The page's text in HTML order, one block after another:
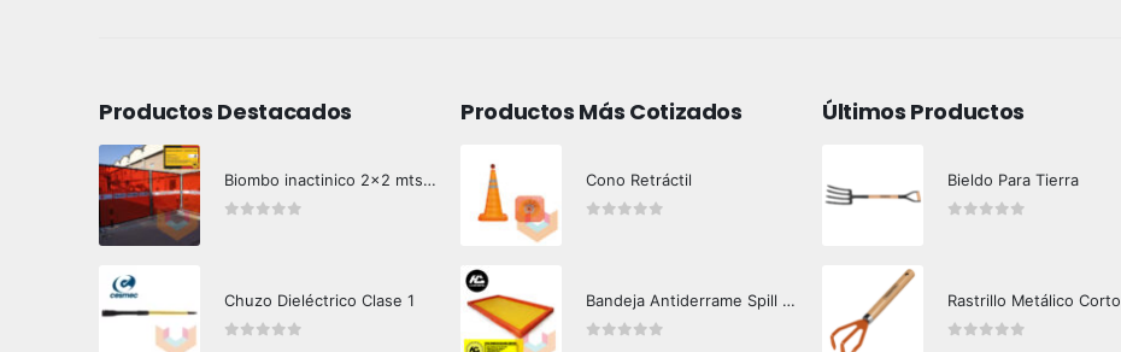
Productos Destacados
Biombo inactinico 2x2 mts Hazard Control
Chuzo Dieléctrico Clase 1
Productos Más Cotizados
Cono Retráctil
Bandeja Antiderrame Spill Barrier 117 lts Certificada
Últimos Productos
Bieldo Para Tierra
Rastrillo Metálico Corto